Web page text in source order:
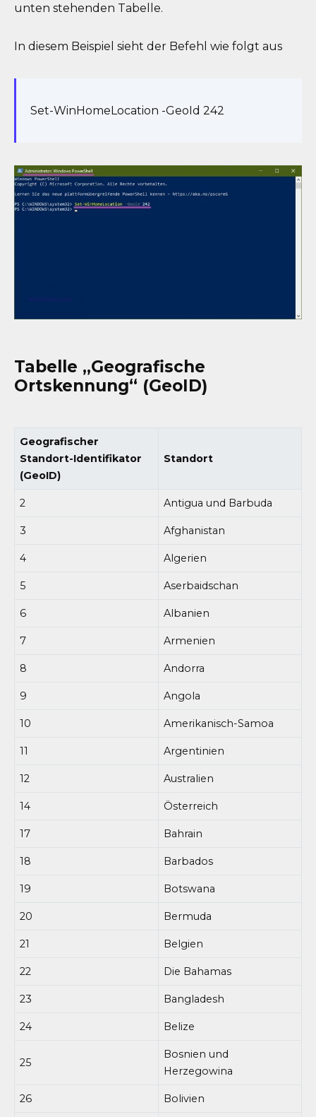
unten stehenden Tabelle.
In diesem Beispiel sieht der Befehl wie folgt aus
Set-WinHomeLocation -GeoId 242
Tabelle „Geografische
Ortskennung“ (GeoID)
Geografischer
Standort-Identifikator
(GeoID)
Standort
2 Antigua und Barbuda
3 Afghanistan
4 Algerien
5 Aserbaidschan
6 Albanien
7 Armenien
8 Andorra
9 Angola
10 Amerikanisch-Samoa
11 Argentinien
12 Australien
14 Österreich
17 Bahrain
18 Barbados
19 Botswana
20 Bermuda
21 Belgien
22 Die Bahamas
23 Bangladesh
24 Belize
25
Bosnien und
Herzegowina
26 Bolivien